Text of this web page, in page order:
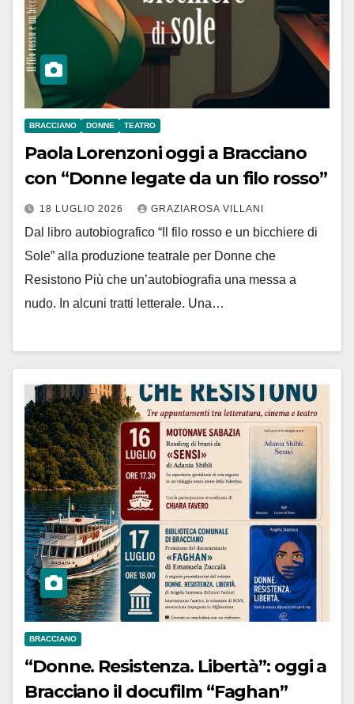
BRACCIANO DONNE TEATRO
Paola Lorenzoni oggi a Bracciano
con “Donne legate da un filo rosso”
18 LUGLIO 2026 GRAZIAROSA VILLANI
Dal libro autobiografico “Il filo rosso e un bicchiere di
Sole” alla produzione teatrale per Donne che
Resistono Più che un’autobiografia una messa a
nudo. In alcuni tratti letterale. Una…
BRACCIANO
“Donne. Resistenza. Libertà”: oggi a
Bracciano il docufilm “Faghan”